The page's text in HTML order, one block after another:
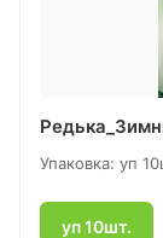
Упаковка: уп
уп 10шт.